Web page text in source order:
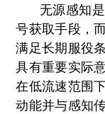
无源感知是
号获取手段，
满足长期服役
具有重要实际
在低流速范围
动能并与感知